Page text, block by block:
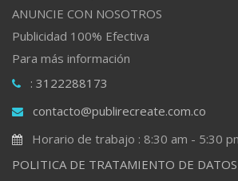
ANUNCIE CON NOSOTROS
Publicidad 100% Efectiva
Para más información
: 3122288173
contacto@publirecreate.com.co
Horario de trabajo : 8:30 am - 5:30
POLITICA DE TRATAMIENTO DE DATOS